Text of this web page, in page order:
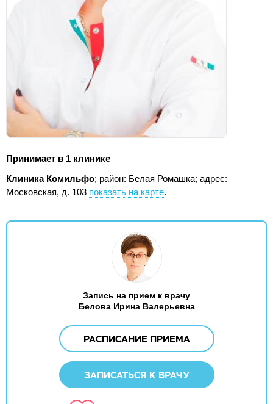
Принимает в 1 клинике
Клиника Комильфо; район: Белая Ромашка; адрес:
Московская, д. 103 показать на карте.
Запись на прием к врачу
Белова Ирина Валерьевна
РАСПИСАНИЕ ПРИЕМА
ЗАПИСАТЬСЯ К ВРАЧУ